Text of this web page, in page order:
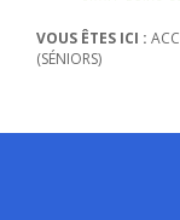
VOUS ÊTES ICI :
(SÉNIORS)